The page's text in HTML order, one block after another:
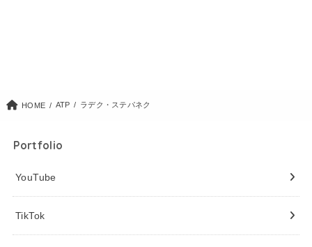
HOME ATP ラデク・ステパネク
Portfolio
YouTube
TikTok